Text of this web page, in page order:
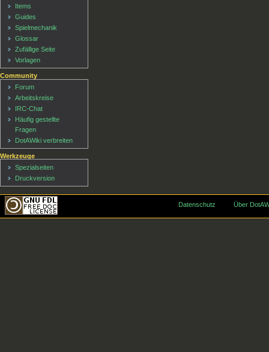
Items
Guides
Spielmechanik
Glossar
Zufällige Seite
Vorlagen
Community
Forum
Arbeitskreise
IRC-Chat
Häufig gestellte
Fragen
DotAWiki verbreiten
Werkzeuge
Spezialseiten
Druckversion
Datenschutz Über